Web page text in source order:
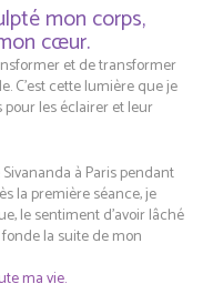
mon corps,
cœur.
et de transformer
C’est cette lumière que je
les éclairer et leur
à Paris pendant
la première séance, je
le sentiment d’avoir lâché
la suite de mon
ma vie.